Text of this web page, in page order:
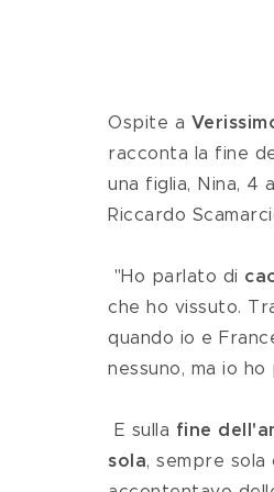
Ospite a
racconta la fine
una figlia, Nina, 4
Riccardo
"Ho parlato di
che ho vissuto.
quando io e
nessuno, ma io
E sulla fine
sola, sempre